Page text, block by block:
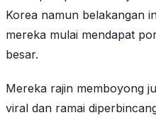
Korea namun belakangan
mereka mulai mendapat
besar.
Mereka rajin memboyong
viral dan ramai